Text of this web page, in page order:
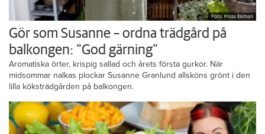
Foto: Frida Ekman
Gör som Susanne – ordna trädgård på
balkongen: ”God gärning”
Aromatiska örter, krispig sallad och årets första gurkor. När
midsommar nalkas plockar Susanne Granlund allsköns grönt i den
lilla köksträdgården på balkongen.